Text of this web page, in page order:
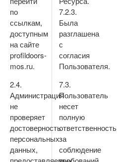
по
ссылкам,
доступным
на сайте
profildoors-
mos.ru.
2.4.
Администрация
не
проверяет
достоверность
персональных
данных,
7.2.3.
Была
разглашена
с
согласия
Пользователя.
7.3.
Пользователь
несет
полную
ответственность
за
соблюдение